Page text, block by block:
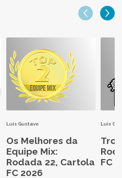
Luís Gustavo
Os Melhores da
Equipe Mix:
Rodada 22, Cartola
FC 2026
Luís
FC